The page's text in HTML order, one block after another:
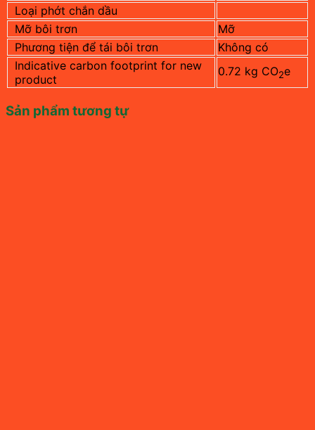
Loại phớt chắn dầu
Mỡ bôi trơn
Mỡ
Phương tiện để tái bôi trơn
Không có
Indicative carbon footprint for new
product
0.72 kg CO2e
Sản phẩm tương tự